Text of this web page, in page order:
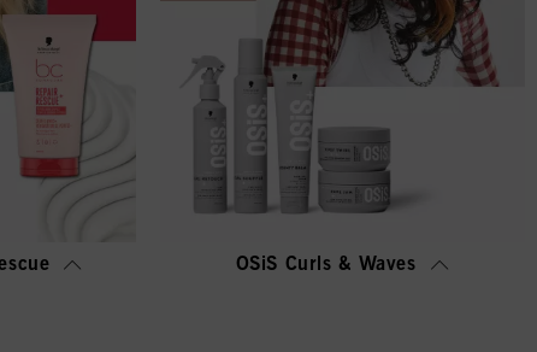
OSiS Curls & Waves